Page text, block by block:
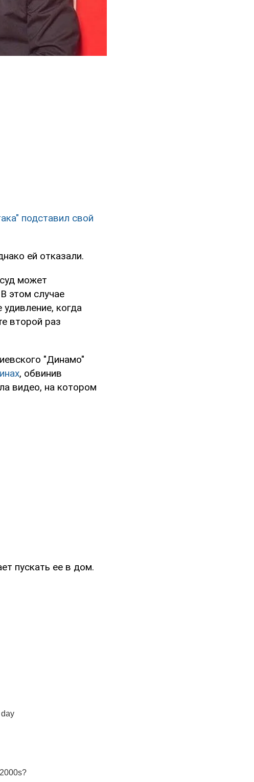
подставил свой
ей отказали.
может
этом случае
когда
второй раз
"Динамо"
, обвинив
видео, на котором
пускать ее в дом.